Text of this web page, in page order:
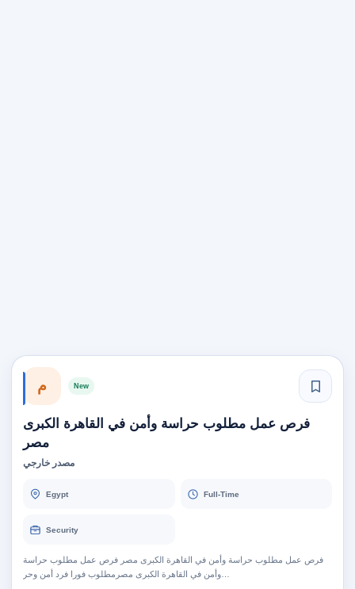
م New
فرص عمل مطلوب حراسة وأمن في القاهرة الكبرى
مصر
مصدر خارجي
Egypt Full-Time
Security
فرص عمل مطلوب حراسة وأمن في القاهرة الكبرى مصر فرص عمل مطلوب حراسة